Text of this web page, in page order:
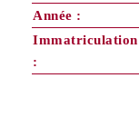
Année :
Immatriculation
: